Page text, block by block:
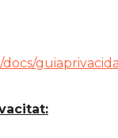
docs/